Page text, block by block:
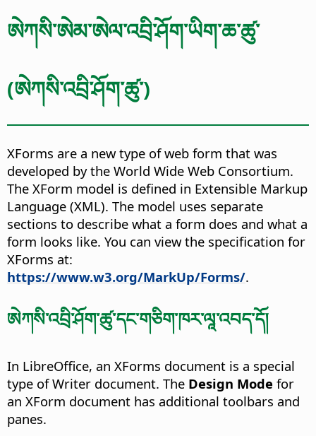
ཨེཀསི་ཨེམ་ཨེལ་འབྲི་ཤོག་ཡིག་ཆ་ཚུ་
(ཨེཀསི་འབྲི་ཤོག་ཚུ་)
XForms are a new type of web form that was
developed by the World Wide Web Consortium.
The XForm model is defined in Extensible Markup
Language (XML). The model uses separate
sections to describe what a form does and what a
form looks like. You can view the specification for
XForms at:
https://www.w3.org/MarkUp/Forms/.
ཨེཀསི་འབྲི་ཤོག་ཚུ་དང་གཅིག་ཁར་ལཱ་འབད་དོ།
In LibreOffice, an XForms document is a special
type of Writer document. The Design Mode for
an XForm document has additional toolbars and
panes.